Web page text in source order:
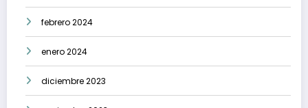
febrero 2024
enero 2024
diciembre 2023